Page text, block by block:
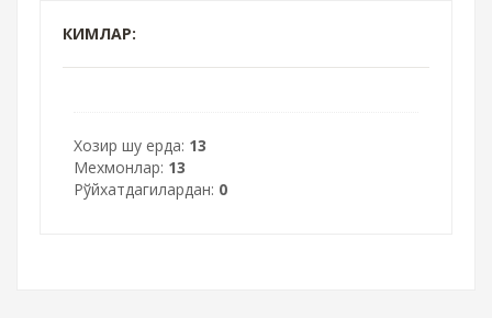
КИМЛАР:
Хозир шу ерда: 13
Мехмонлар: 13
Рўйхатдагилардан: 0